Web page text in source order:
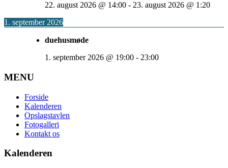
22. august 2026 @ 14:00 - 23. august 2026 @ 1:20
1. september 2026
duehusmøde
1. september 2026 @ 19:00 - 23:00
MENU
Forside
Kalenderen
Opslagstavlen
Fotogalleri
Kontakt os
Kalenderen